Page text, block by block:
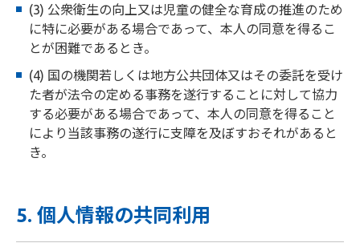
(3) 公衆衛生の向上又は児童の健全な育成の推進のため
に特に必要がある場合であって、本人の同意を得るこ
とが困難であるとき。
(4) 国の機関若しくは地方公共団体又はその委託を受け
た者が法令の定める事務を遂行することに対して協力
する必要がある場合であって、本人の同意を得ること
により当該事務の遂行に支障を及ぼすおそれがあると
き。
5. 個人情報の共同利用